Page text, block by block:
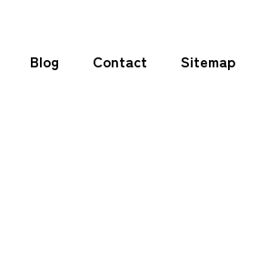
Blog Contact Sitemap